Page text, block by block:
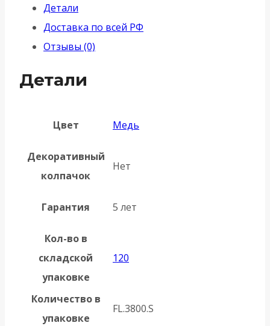
универсальная
флажковая
FL.IN3800.US
AC
медь
Детали
Доставка по всей РФ
Отзывы (0)
Детали
Цвет Медь
Декоративный
колпачок
Нет
Гарантия 5 лет
Кол-во в
складской
упаковке
120
Количество в
упаковке
FL.3800.S